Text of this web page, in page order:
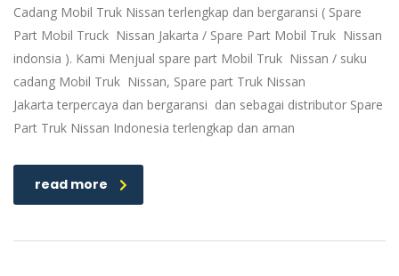
Cadang Mobil Truk Nissan terlengkap dan bergaransi ( Spare
Part Mobil Truck Nissan Jakarta / Spare Part Mobil Truk Nissan
indonsia ). Kami Menjual spare part Mobil Truk Nissan / suku
cadang Mobil Truk Nissan, Spare part Truk Nissan
Jakarta terpercaya dan bergaransi dan sebagai distributor Spare
Part Truk Nissan Indonesia terlengkap dan aman
read more